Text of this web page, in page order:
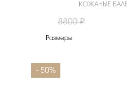
КОЖАНЫЕ
8800 ₽
Размеры
- 50%